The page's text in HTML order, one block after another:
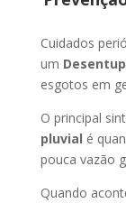
Cuidados
um
esgotos em
O principal
pluvial é
pouca vazão
Quando